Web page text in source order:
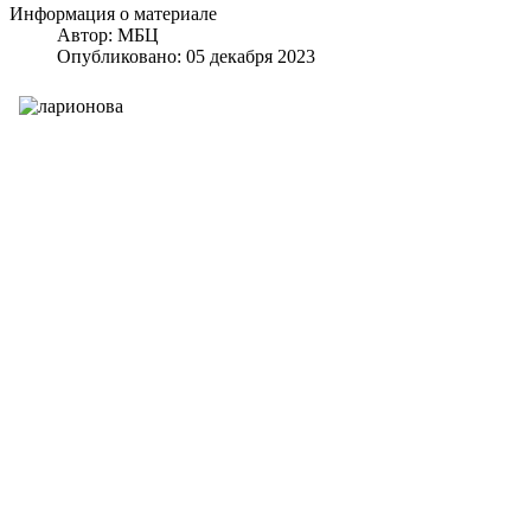
Информация о материале
Автор: МБЦ
Опубликовано: 05 декабря 2023